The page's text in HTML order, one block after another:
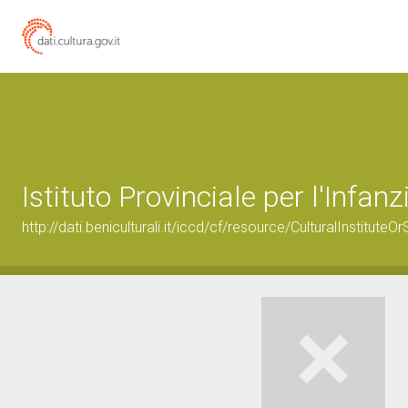
Istituto Provinciale per
http://dati.beniculturali.it/iccd/cf/resource/